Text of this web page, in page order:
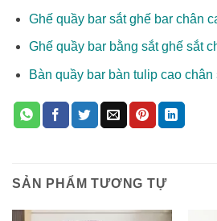
Ghế quầy bar sắt ghế bar chân
Ghế quầy bar bằng sắt ghế sắt
Bàn quầy bar bàn tulip cao chân
SẢN PHẨM TƯƠNG TỰ